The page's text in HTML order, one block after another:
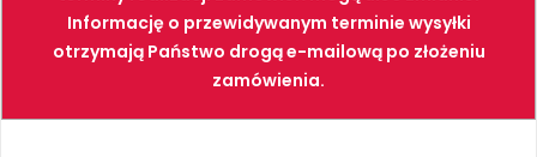
Informację o przewidywanym terminie wysyłki
otrzymają Państwo drogą e-mailową po złożeniu
zamówienia.